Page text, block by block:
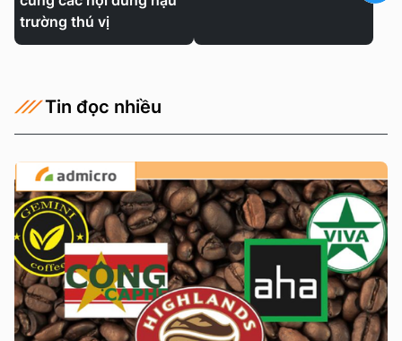
trường thú vị
Tin đọc nhiều